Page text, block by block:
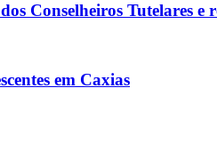
Conselheiros Tutelares e
em Caxias